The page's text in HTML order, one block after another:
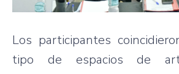
Los participantes
tipo de espacios de